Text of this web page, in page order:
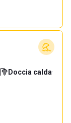
Doccia calda·